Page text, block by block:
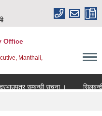
Office
Manthali,
सम्बन्धी सूचना ।
सिलबन्दी